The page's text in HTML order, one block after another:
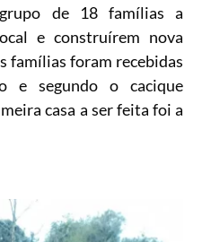
de 18 famílias a
e construírem nova
famílias foram recebidas
e segundo o cacique
casa a ser feita foi a